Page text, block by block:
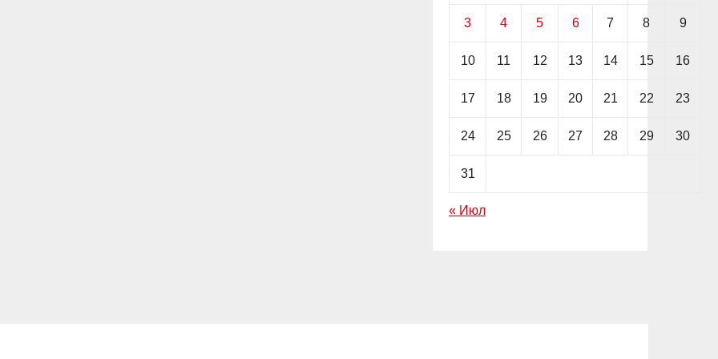
3 4 5 6 7 8 9
10 11 12 13 14 15 16
17 18 19 20 21 22 23
24 25 26 27 28 29 30
31
« Июл